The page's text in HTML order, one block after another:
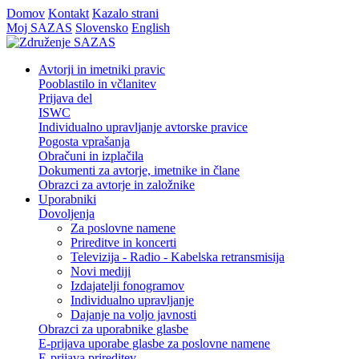
Domov Kontakt Kazalo strani
Moj SAZAS Slovensko English
Avtorji in imetniki pravic
Pooblastilo in včlanitev
Prijava del
ISWC
Individualno upravljanje avtorske pravice
Pogosta vprašanja
Obračuni in izplačila
Dokumenti za avtorje, imetnike in člane
Obrazci za avtorje in založnike
Uporabniki
Dovoljenja
Za poslovne namene
Prireditve in koncerti
Televizija - Radio - Kabelska retransmisija
Novi mediji
Izdajatelji fonogramov
Individualno upravljanje
Dajanje na voljo javnosti
Obrazci za uporabnike glasbe
E-prijava uporabe glasbe za poslovne namene